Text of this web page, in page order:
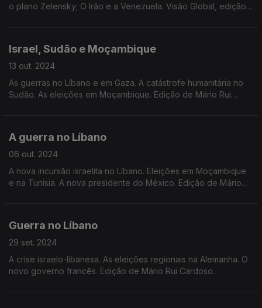
o plano Zelensky; O Irão e a Venezuela. Visão Global, edição
Israel, Sudão e Moçambique
13 out. 2024
As guerras no Líbano e em Gaza. A catástrofe humanitária no
Sudão. As eleições em Moçambique. Edição de Mário Rui
A guerra no Líbano
06 out. 2024
A nova incursão israelita no Líbano. Eleições em Moçambique
e na Tunísia. A nova presidente do México. Edição de Mário
Guerra no Líbano
29 set. 2024
A crise israelo-libanesa. As eleições regionais na Alemanha. O
novo governo francês. Edição de Mário Rui Cardoso.